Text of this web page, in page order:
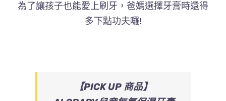
為了讓孩子也能愛上刷牙，爸媽選擇牙膏時還得
多下點功夫囉!
【PICK UP 商品】